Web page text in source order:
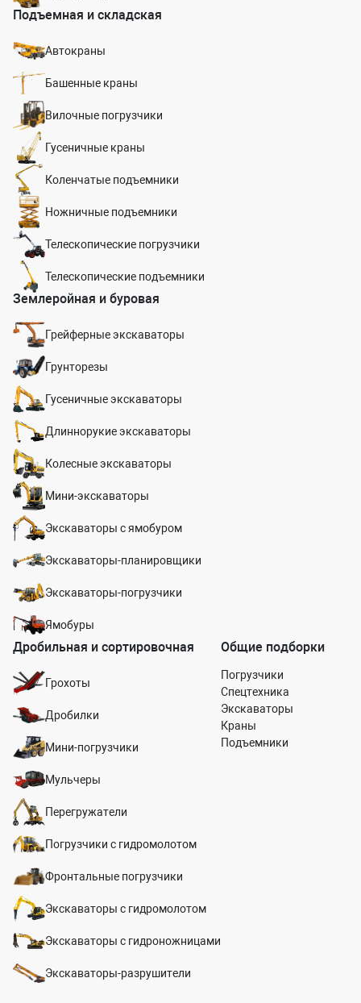
Подъемная и складская
Автокраны
Башенные краны
Вилочные погрузчики
Гусеничные краны
Коленчатые подъемники
Ножничные подъемники
Телескопические погрузчики
Телескопические подъемники
Землеройная и буровая
Грейферные экскаваторы
Грунторезы
Гусеничные экскаваторы
Длиннорукие экскаваторы
Колесные экскаваторы
Мини-экскаваторы
Экскаваторы с ямобуром
Экскаваторы-планировщики
Экскаваторы-погрузчики
Ямобуры
Дробильная и сортировочная
Грохоты
Дробилки
Мини-погрузчики
Мульчеры
Перегружатели
Погрузчики с гидромолотом
Фронтальные погрузчики
Экскаваторы с гидромолотом
Экскаваторы с гидроножницами
Экскаваторы-разрушители
Общие подборки
Погрузчики
Спецтехника
Экскаваторы
Краны
Подъемники